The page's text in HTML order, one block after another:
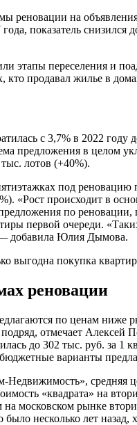
реновации на
показатель
этапы переселения и
кто продавал жилье в
с 3,7% в 2022
предложения в целом
лотов (+40%).
под
«Рост происходит в
по
первой очереди.
— добавила Юлия Дымова.
выгодна покупка
реновации
по ценам
отмечает
до 302 тыс. руб. за
варианты
средняя
«квадрата» на
московском рынке
несколько лет